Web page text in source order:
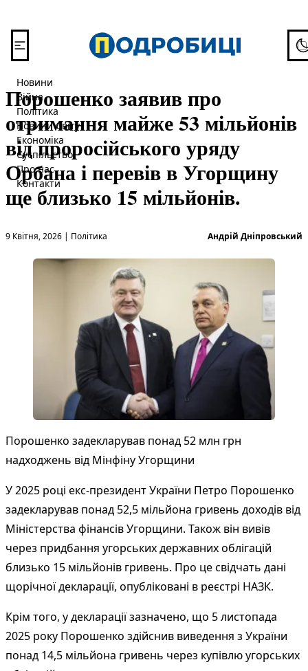
Новини
Війна
Політика
Новини Світу
Економіка
Суспільство
Про нас
Контакти
Порошенко заявив про
отримання майже 53 мільйонів
від проросійського уряду
Орбана і перевів в Угорщину
ще близько 15 мільйонів.
9 Квітня, 2026 |
Опубліковано вПолітика Андрій Дніпровський
Порошенко задекларував понад 52 млн грн
надходжень від Мінфіну Угорщини
У 2025 році екс-президент України Петро Порошенко
задекларував понад 52,5 мільйона гривень доходів від
Міністерства фінансів Угорщини. Також він вивів
через придбання угорських державних облігацій
близько 15 мільйонів гривень. Про це свідчать дані
щорічної декларації, опубліковані в реєстрі НАЗК.
Крім того, у декларації зазначено, що 5 листопада
2025 року Порошенко здійснив виведення з України
понад 14,5 мільйона гривень через купівлю угорських